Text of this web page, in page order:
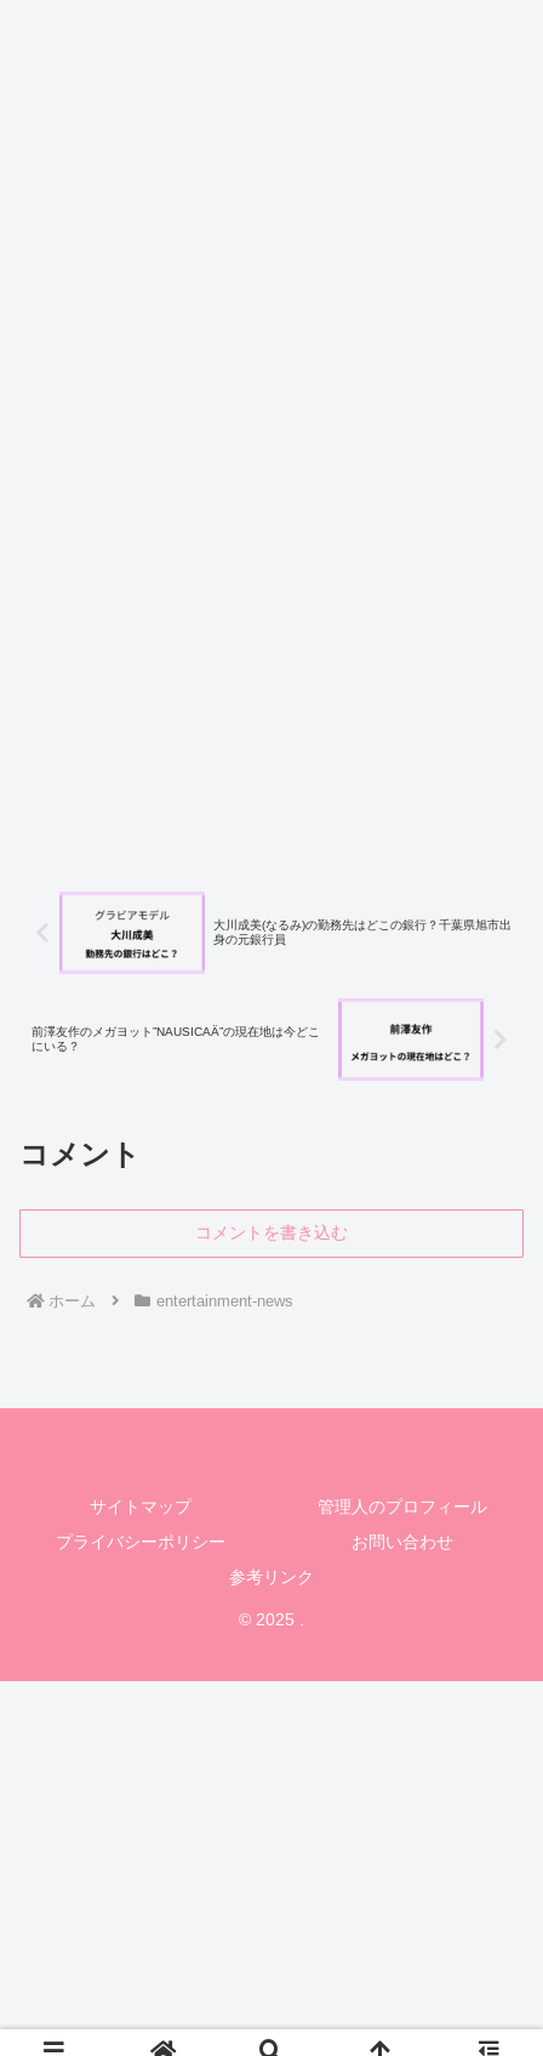
大川成美(なるみ)の勤務先はどこの銀行？千葉県旭市出
身の元銀行員
前澤友作のメガヨット”NAUSICAÄ”の現在地は今どこ
にいる？
コメント
コメントを書き込む
ホーム entertainment-news
サイトマップ
管理人のプロフィール
プライバシーポリシー
お問い合わせ
参考リンク
© 2025 .